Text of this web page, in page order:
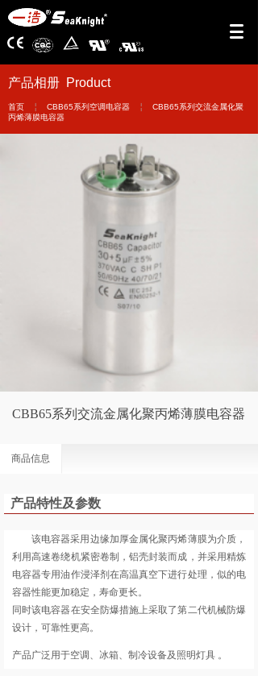
产品相册 Product
首页 ￤ CBB65系列空调电容器 ￤
CBB65系列交流金属化聚
丙烯薄膜电容器
CBB65系列交流金属化聚丙烯薄膜电容器
商品信息
产品特性及参数
该电容器采用边缘加厚金属化聚丙烯薄膜为介质，
利用高速卷绕机紧密卷制，铝壳封装而成，并采用精炼
电容器专用油作浸泽剂在高温真空下进行处理，似的电
容器性能更加稳定，寿命更长。
同时该电容器在安全防爆措施上采取了第二代机械防爆
设计，可靠性更高。
产品广泛用于空调、冰箱、制冷设备及照明灯具 。